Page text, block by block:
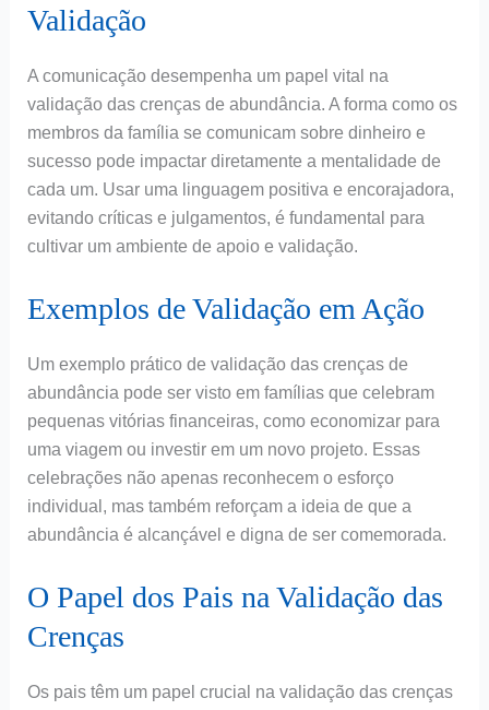
Validação
A comunicação desempenha um papel vital na
validação das crenças de abundância. A forma como os
membros da família se comunicam sobre dinheiro e
sucesso pode impactar diretamente a mentalidade de
cada um. Usar uma linguagem positiva e encorajadora,
evitando críticas e julgamentos, é fundamental para
cultivar um ambiente de apoio e validação.
Exemplos de Validação em Ação
Um exemplo prático de validação das crenças de
abundância pode ser visto em famílias que celebram
pequenas vitórias financeiras, como economizar para
uma viagem ou investir em um novo projeto. Essas
celebrações não apenas reconhecem o esforço
individual, mas também reforçam a ideia de que a
abundância é alcançável e digna de ser comemorada.
O Papel dos Pais na Validação das
Crenças
Os pais têm um papel crucial na validação das crenças